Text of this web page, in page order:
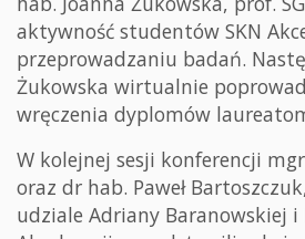
aktywność studentów SKN
przeprowadzaniu badań.
Żukowska wirtualnie
wręczenia dyplomów
W kolejnej sesji konferencji mgr
oraz dr hab. Paweł
udziale Adriany Baranowskiej i